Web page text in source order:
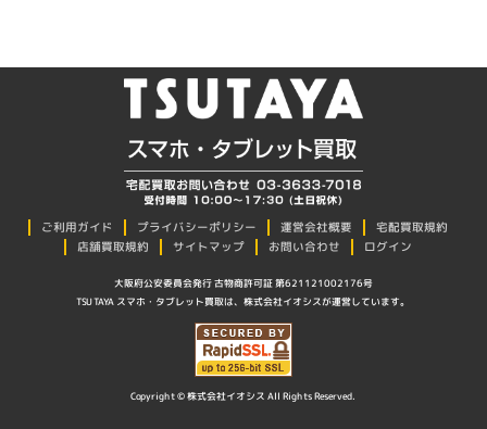
ご利用ガイド プライバシーポリシー 運営会社概要
宅配買取規約
店舗買取規約
サイトマップ お問い合わせ ログイン
大阪府公安委員会発行 古物商許可証 第621121002176号
TSUTAYA スマホ・タブレット買取は、株式会社イオシスが運営しています。
Copyright © 株式会社イオシス All Rights Reserved.